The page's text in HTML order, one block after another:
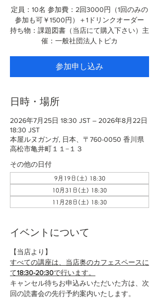
定員：10名 参加費：2回3000円（1回のみの
参加も可￥1500円）＋1ドリンクオーダー
持ち物：課題図書（当店にて購入下さい）主
催：一般社団法人トピカ
参加申し込み
日時・場所
2026年7月25日 18:30 JST – 2026年8月22日
18:30 JST
本屋ルヌガンガ, 日本、〒760-0050 香川県
高松市亀井町１１−１３
その他の日付
9月19日(土) 18:30
10月31日(土) 18:30
11月28日(土) 18:30
イベントについて
【当店より】
すべての講座は、当店奥のカフェスペースに
て18:30-20:30で行います。
キャンセル待ちお申込みいただいた方は、次
回の読書会の先行予約案内いたします。